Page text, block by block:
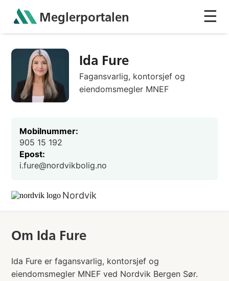
Meglerportalen ☰
Ida Fure
Fagansvarlig, kontorsjef og
eiendomsmegler MNEF
Mobilnummer:
905 15 192
Epost:
i.fure@nordvikbolig.no
Nordvik
Om Ida Fure
Ida Fure er fagansvarlig, kontorsjef og
eiendomsmegler MNEF ved Nordvik Bergen Sør.